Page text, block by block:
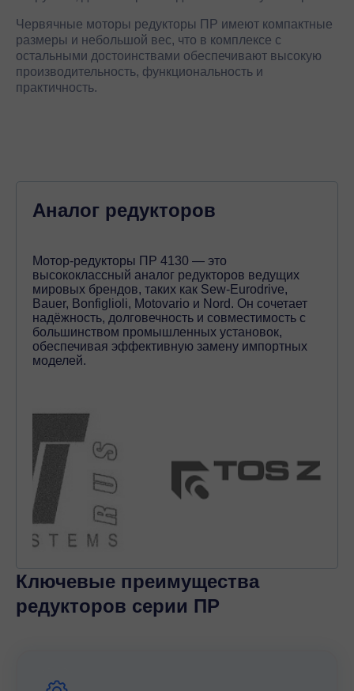
Червячные моторы редукторы ПР имеют компактные
размеры и небольшой вес, что в комплексе с
остальными достоинствами обеспечивают высокую
производительность, функциональность и
практичность.
Аналог редукторов
Мотор-редукторы ПР 4130 — это
высококлассный аналог редукторов ведущих
мировых брендов, таких как Sew-Eurodrive,
Bauer, Bonfiglioli, Motovario и Nord. Он сочетает
надёжность, долговечность и совместимость с
большинством промышленных установок,
обеспечивая эффективную замену импортных
моделей.
Ключевые преимущества
редукторов серии ПР